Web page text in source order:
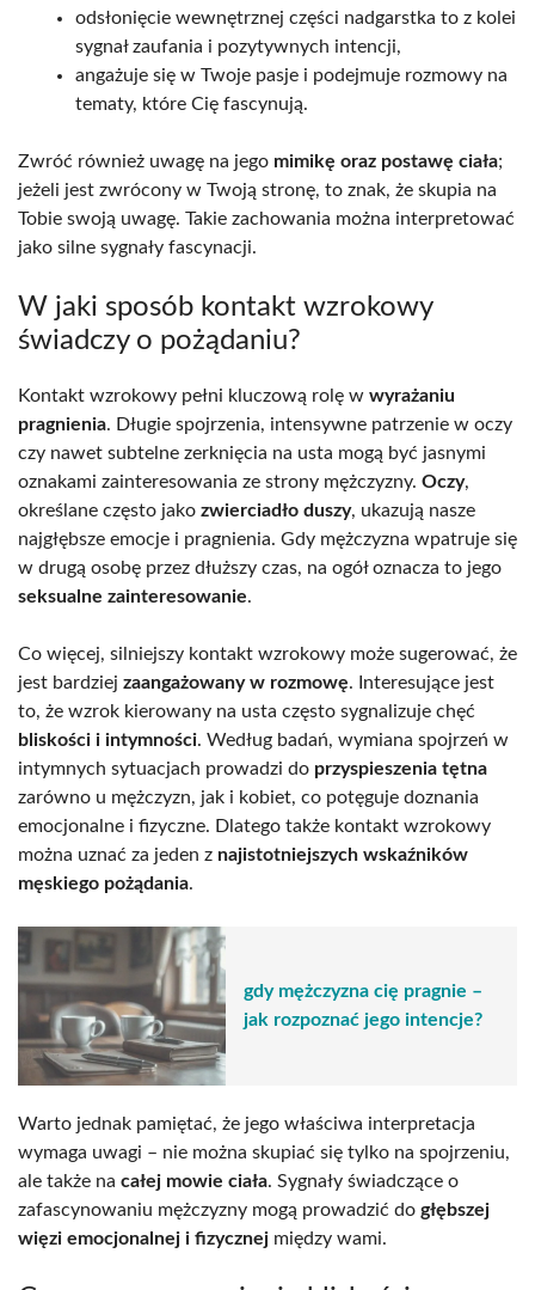
odsłonięcie wewnętrznej części nadgarstka to z kolei
sygnał zaufania i pozytywnych intencji,
angażuje się w Twoje pasje i podejmuje rozmowy na
tematy, które Cię fascynują.
Zwróć również uwagę na jego mimikę oraz postawę ciała;
jeżeli jest zwrócony w Twoją stronę, to znak, że skupia na
Tobie swoją uwagę. Takie zachowania można interpretować
jako silne sygnały fascynacji.
W jaki sposób kontakt wzrokowy
świadczy o pożądaniu?
Kontakt wzrokowy pełni kluczową rolę w wyrażaniu
pragnienia. Długie spojrzenia, intensywne patrzenie w oczy
czy nawet subtelne zerknięcia na usta mogą być jasnymi
oznakami zainteresowania ze strony mężczyzny. Oczy,
określane często jako zwierciadło duszy, ukazują nasze
najgłębsze emocje i pragnienia. Gdy mężczyzna wpatruje się
w drugą osobę przez dłuższy czas, na ogół oznacza to jego
seksualne zainteresowanie.
Co więcej, silniejszy kontakt wzrokowy może sugerować, że
jest bardziej zaangażowany w rozmowę. Interesujące jest
to, że wzrok kierowany na usta często sygnalizuje chęć
bliskości i intymności. Według badań, wymiana spojrzeń w
intymnych sytuacjach prowadzi do przyspieszenia tętna
zarówno u mężczyzn, jak i kobiet, co potęguje doznania
emocjonalne i fizyczne. Dlatego także kontakt wzrokowy
można uznać za jeden z najistotniejszych wskaźników
męskiego pożądania.
gdy mężczyzna cię pragnie –
jak rozpoznać jego intencje?
Warto jednak pamiętać, że jego właściwa interpretacja
wymaga uwagi – nie można skupiać się tylko na spojrzeniu,
ale także na całej mowie ciała. Sygnały świadczące o
zafascynowaniu mężczyzny mogą prowadzić do głębszej
więzi emocjonalnej i fizycznej między wami.